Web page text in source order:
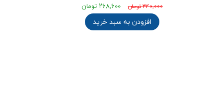
۳۴۰,۰۰۰ تومان ۲۶۸,۶۰۰ تومان
افزودن به سبد خرید